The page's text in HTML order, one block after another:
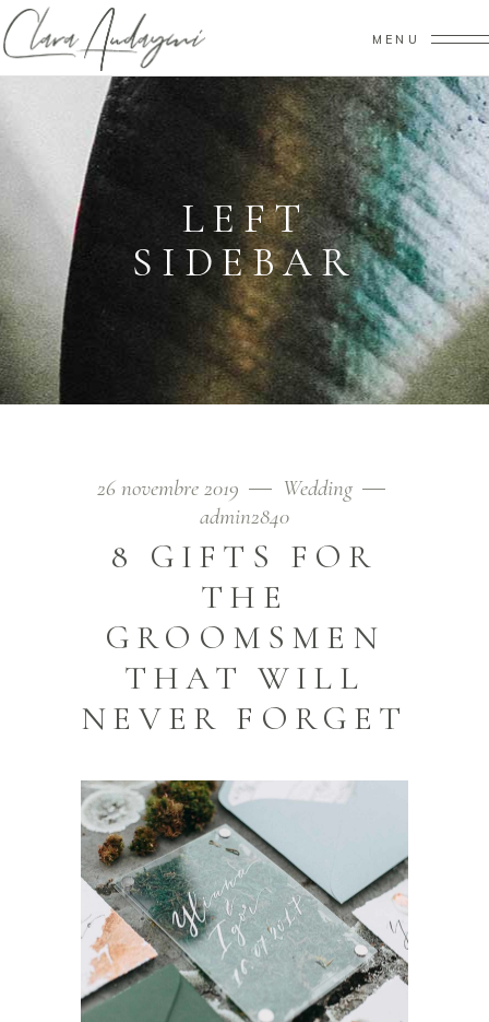
MENU
LEFT
SIDEBAR
26 novembre 2019
Wedding
admin2840
8 GIFTS FOR
THE
GROOMSMEN
THAT WILL
NEVER FORGET